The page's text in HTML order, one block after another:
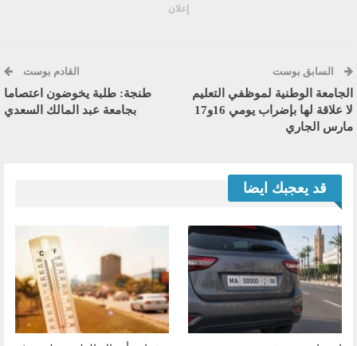
إعلان
السابق بوست
الجامعة الوطنية لموظفي التعليم
لا علاقة لها بإضراب يومي 16و17
مارس الجاري
القادم بوست
طنجة: طلبة يخوضون اعتصاما
بجامعة عبد المالك السعدي
قد يعجبك ايضا